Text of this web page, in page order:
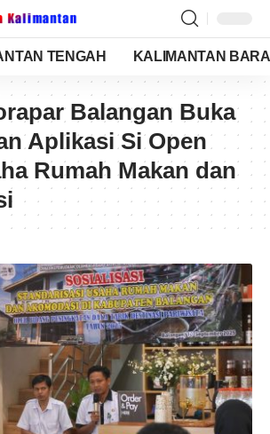
TENGAH KALIMANTAN
Balangan Buka
Aplikasi Si Open
Rumah Makan dan